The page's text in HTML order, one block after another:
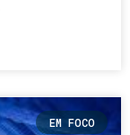
EM FOCO